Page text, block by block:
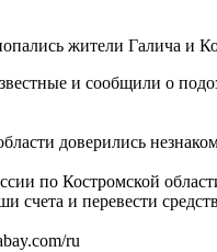
жители Галича и
и сообщили о
доверились
по Костромской
счета и перевести
ru